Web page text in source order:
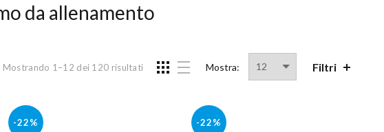
da allenamento
Mostrando 1–12 dei 120 risultati Mostra: Filtri
-22% -22%